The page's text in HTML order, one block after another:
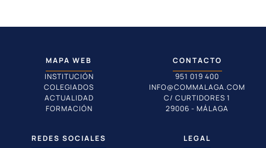
MAPA WEB
INSTITUCIÓN
COLEGIADOS
ACTUALIDAD
FORMACIÓN
CONTACTO
951 019 400
INFO@COMMALAGA.COM
C/ CURTIDORES 1
29006 - MÁLAGA
REDES SOCIALES
LEGAL